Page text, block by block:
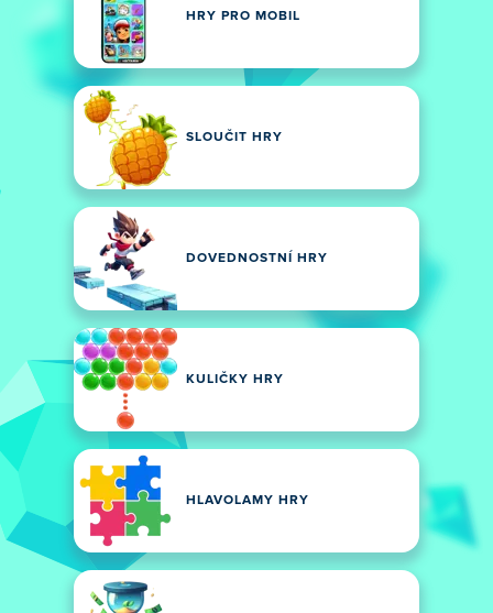
HRY PRO MOBIL
SLOUČIT HRY
DOVEDNOSTNÍ HRY
KULIČKY HRY
HLAVOLAMY HRY